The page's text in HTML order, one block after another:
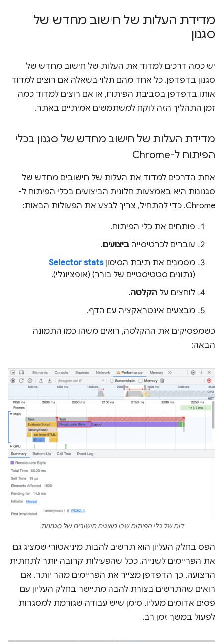
מדידת העלות של חישוב מחדש של
סגנון
יש כמה דרכים למדוד את העלות של חישוב מחדש של
סגנון בדפדפן. כל אחד מהם תלוי בשאלה אם רוצים למדוד
אותו בדפדפן בסביבת הפיתוח, או אם רוצים למדוד כמה
זמן התהליך הזה לוקח למשתמשים אמיתיים באתר.
מדידת העלות של חישוב מחדש של סגנון בכלי
הפיתוח ל-Chrome
אחת הדרכים למדוד את העלות של חישובים מחדש של
סגנונות היא באמצעות חלונית הביצועים בכלי הפיתוח ל-
Chrome. כדי להתחיל, צריך לבצע את הפעולות הבאות:
פותחים את כלי הפיתוח.
עוברים לכרטיסייה ביצועים.
מסמנים את תיבת הסימוןSelector stats
(נתונים סטטיסטיים של בורר) (אופציונלי).
לוחצים על הקלטה.
מבצעים אינטראקציה עם הדף.
כשמפסיקים את ההקלטה, רואים משהו כמו התמונה
הבאה:
דוח של כלי הפיתוח שבו מוצגים חישובים של סגנונות.
הפס בחלק העליון הוא תרשים להבות מיניאטורי שמציג גם
את הפריימים לשנייה. ככל שהפעילות קרובה יותר לתחתית
הרצועה, כך הדפדפן מצייר את הפריימים מהר יותר. אם
רואים שהתרשים בצורת להבה מתיישר בחלק העליון עם
פסים אדומים מעליו, סימן שיש עבודה שגורמת למסגרות
לפעול במשך זמן רב.